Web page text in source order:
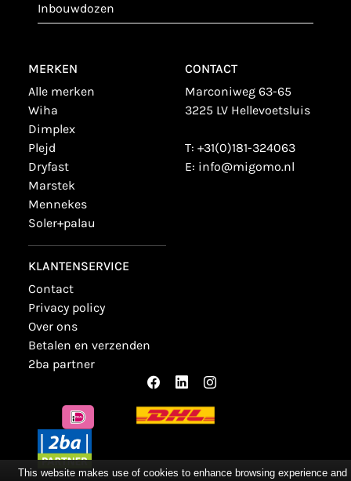
inbouwdozen
MERKEN
alle merken
wiha
dimplex
plejd
dryfast
marstek
mennekes
soler+palau
KLANTENSERVICE
contact
privacy policy
over ons
betalen en verzenden
2ba partner
CONTACT
Marconiweg 63-65
3225 LV Hellevoetsluis
T: +31(0)181-324063
E: info@migomo.nl
This website makes use of cookies to enhance browsing experience and